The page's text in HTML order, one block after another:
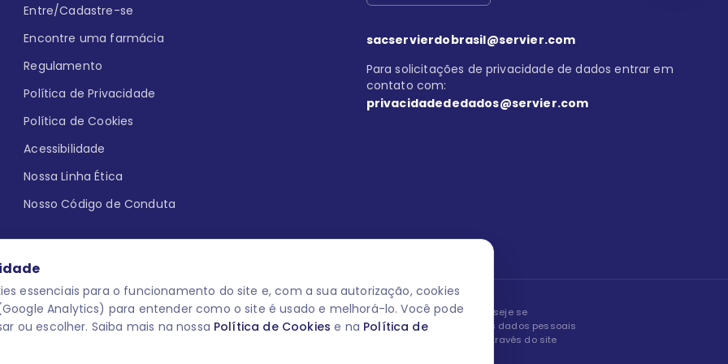
essenciais para o funcionamento do site e, com a sua autorização, cookies
Analytics) para entender como o site é usado e melhorá-lo. Você pode
ou escolher. Saiba mais na nossa Política de Cookies e na Política de
Entre/Cadastre-se
Encontre uma farmácia
Regulamento
Política de Privacidade
Política de Cookies
Acessibilidade
Nossa Linha Ética
Nosso Código de Conduta
sacservierdobrasil@servier.com
Para solicitações de privacidade de dados entrar em
contato com:
privacidadededados@servier.com
aqui uma reação adversa com
para o público leigo e para os
medicamentos. M-AS ONE-
O laboratório Servier do Brasil respeita os seus dados! Caso deseje se
descredenciar do Programa e apagar, editar ou corrigir os seus dados pessoais
você pode fazê-lo a qualquer momento entrando em contato através do site